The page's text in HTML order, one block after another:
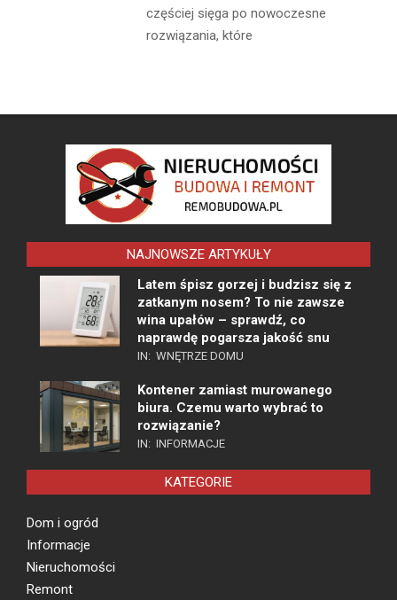
częściej sięga po nowoczesne
rozwiązania, które
NAJNOWSZE ARTYKUŁY
Latem śpisz gorzej i budzisz się z
zatkanym nosem? To nie zawsze
wina upałów – sprawdź, co
naprawdę pogarsza jakość snu
IN: WNĘTRZE DOMU
Kontener zamiast murowanego
biura. Czemu warto wybrać to
rozwiązanie?
IN: INFORMACJE
KATEGORIE
Dom i ogród
Informacje
Nieruchomości
Remont